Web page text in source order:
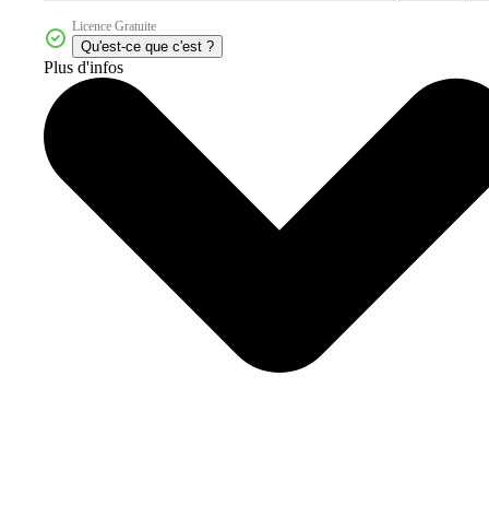
Licence Gratuite
Qu'est-ce que c'est ?
Plus d'infos